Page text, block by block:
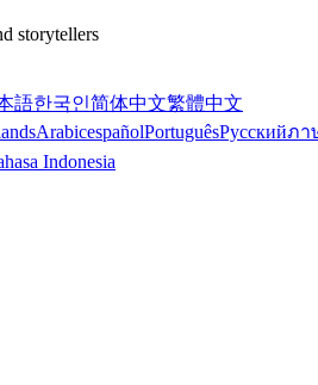
storytellers
語한국인简体中文繁體中文
ArabicespañolPortuguêsРусскийภา
Indonesia